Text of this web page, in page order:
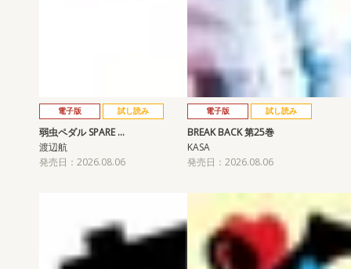
電子版 試し読み
弱虫ペダル SPARE …
渡辺航
発売日：2026.08.06
電子版 試し読み
BREAK BACK 第25巻
KASA
発売日：2026.08.06